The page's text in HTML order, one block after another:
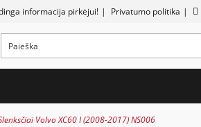
informacija pirkėjui! | Privatumo politika |
Volvo XC60 I (2008-2017) NS006